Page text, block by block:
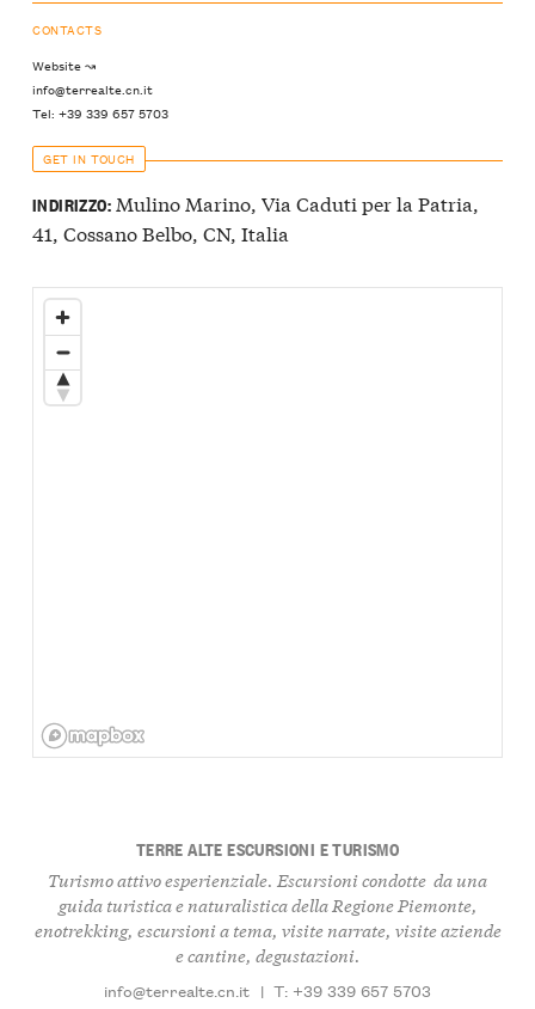
CONTACTS
Website ↝
info@terrealte.cn.it
Tel: +39 339 657 5703
GET IN TOUCH
INDIRIZZO:Mulino Marino, Via Caduti per la Patria,
41, Cossano Belbo, CN, Italia
TERRE ALTE ESCURSIONI E TURISMO
Turismo attivo esperienziale. Escursioni condotte da una
guida turistica e naturalistica della Regione Piemonte,
enotrekking, escursioni a tema, visite narrate, visite aziende
e cantine, degustazioni.
info@terrealte.cn.it | T: +39 339 657 5703